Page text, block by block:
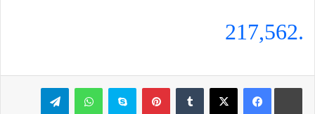
217,562.
بينتيريستسكايب واتساب تيلقرام